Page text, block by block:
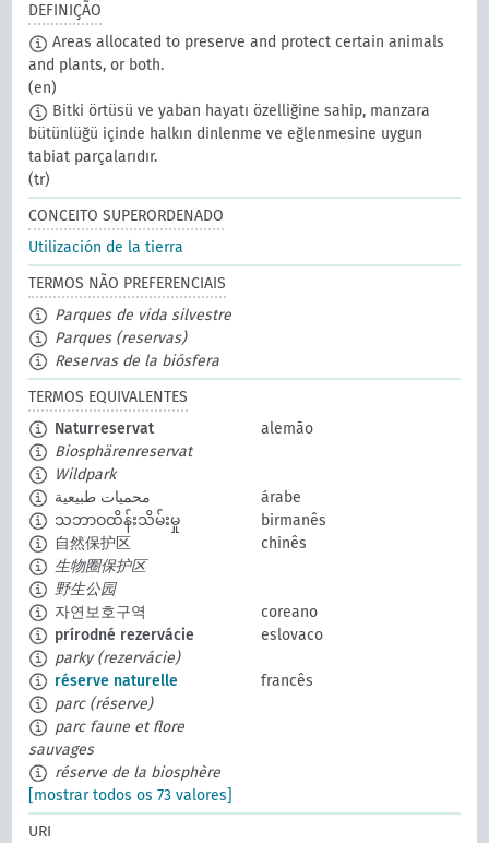
DEFINIÇÃO
Areas allocated to preserve and protect certain animals
and plants, or both.
(en)
Bitki örtüsü ve yaban hayatı özelliğine sahip, manzara
bütünlüğü içinde halkın dinlenme ve eğlenmesine uygun
tabiat parçalarıdır.
(tr)
CONCEITO SUPERORDENADO
Utilización de la tierra
TERMOS NÃO PREFERENCIAIS
Parques de vida silvestre
Parques (reservas)
Reservas de la biósfera
TERMOS EQUIVALENTES
Naturreservat
alemão
Biosphärenreservat
Wildpark
محميات طبيعية
árabe
သဘာဝထိန်းသိမ်းမှု
birmanês
自然保护区
chinês
生物圈保护区
野生公园
자연보호구역
coreano
prírodné rezervácie
eslovaco
parky (rezervácie)
réserve naturelle
francês
parc (réserve)
parc faune et flore
sauvages
réserve de la biosphère
[mostrar todos os 73 valores]
URI